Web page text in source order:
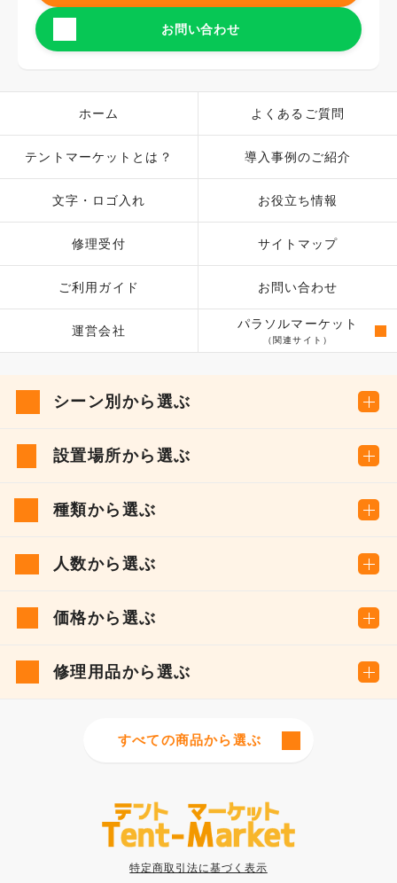
お問い合わせ
ホーム
テントマーケットとは？
文字・ロゴ入れ
修理受付
ご利用ガイド
運営会社
よくあるご質問
導入事例のご紹介
お役立ち情報
サイトマップ
お問い合わせ
パラソルマーケット
（関連サイト）
シーン別から選ぶ
設置場所から選ぶ
種類から選ぶ
人数から選ぶ
価格から選ぶ
修理用品から選ぶ
すべての商品から選ぶ
特定商取引法に基づく表示